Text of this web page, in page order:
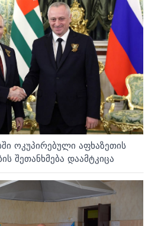
ოკუპირებული აფხაზეთის
შეთანხმება დაამტკიცა